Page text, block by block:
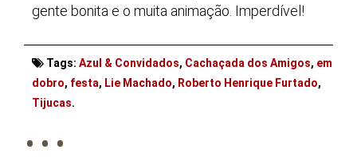
gente bonita e o muita animação. Imperdível!
Tags: Azul & Convidados, Cachaçada dos Amigos, em
dobro, festa, Lie Machado, Roberto Henrique Furtado,
Tijucas.
. . .